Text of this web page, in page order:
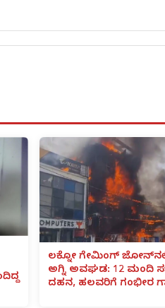
ಲಕ್ನೋ ಗೇಮಿಂಗ್
ಅಗ್ನಿ ಅವಘಡ: 12 ಮಂದಿ
ದಹನ, ಹಲವರಿಗೆ ಗಂಭೀರ